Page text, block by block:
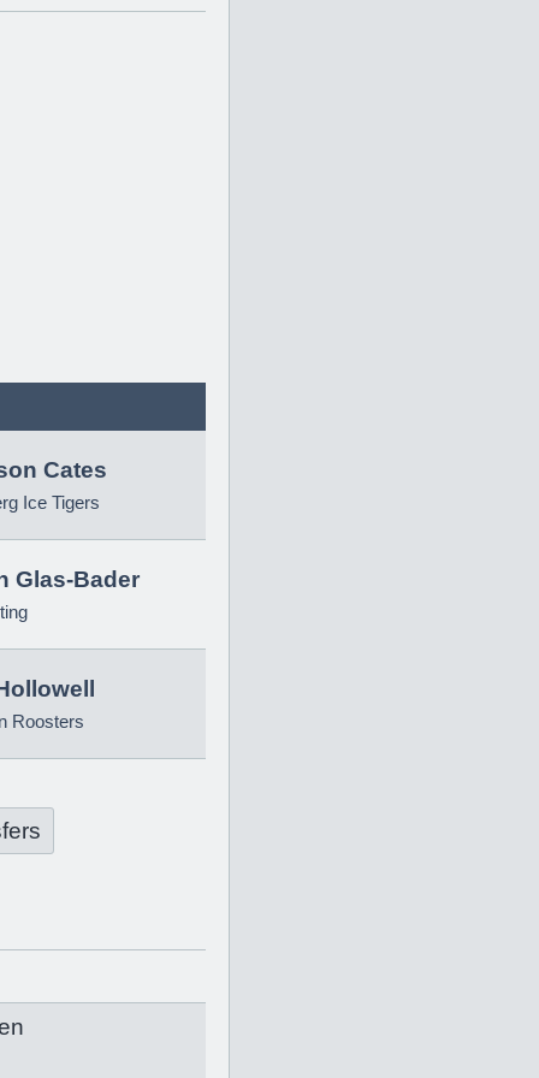
Cates
Ice Tigers
Glas-Bader
Roosters